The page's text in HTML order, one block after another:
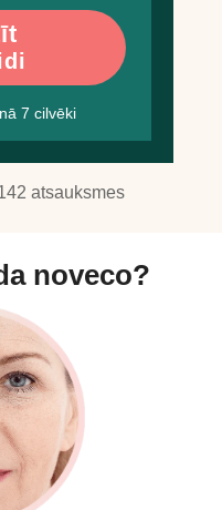
7 cilvēki
atsauksmes
noveco?